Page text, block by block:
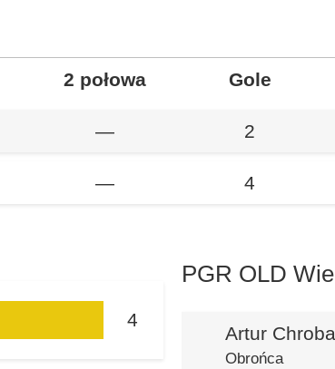
2 połowa Gole
— 2
— 4
PGR OLD
Artur
Obrońca
4